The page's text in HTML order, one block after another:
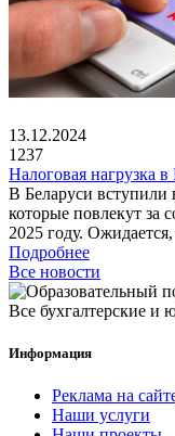
13.12.2024
1237
Налоговая нагрузка в
В Беларуси вступили
которые повлекут за
2025 году.
Подробнее
Все новости
Все бухгалтерские и
Информация
Реклама на
Наши услуги